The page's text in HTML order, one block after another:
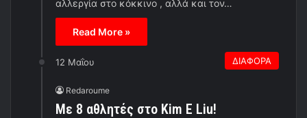
αλλεργία στο κόκκινο , αλλά και τον…
Read More »
12 Μαΐου ΔΙΑΦΟΡΑ
Redaroume
Με 8 αθλητές στο Κim E Liu!